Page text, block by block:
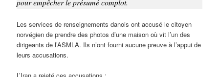
pour empêcher le présumé complot.
Les services de renseignements danois ont accusé le citoyen
norvégien de prendre des photos d’une maison où vit l’un des
dirigeants de l’ASMLA. Ils n’ont fourni aucune preuve à l’appui de
leurs accusations.